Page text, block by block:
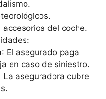
accesorios del coche.
: El asegurado paga
en caso de siniestro.
La aseguradora cubre